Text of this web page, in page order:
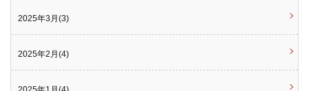
2025年3月(3)
2025年2月(4)